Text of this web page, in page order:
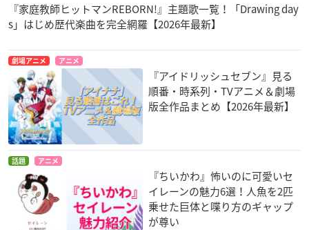
『家庭教師ヒットマンREBORN!』主題歌一覧！「Drawing day
s」はじめ歴代楽曲を完全網羅【2026年最新】
劇場アニメ アニメ
『アイドリッシュセブン』見る
順番・時系列・TVアニメ＆劇場
版全作品まとめ【2026年最新】
話題 アニメ
『ちいかわ』怖いのに可愛いセ
イレーンの魅力6選！人魚を2匹
乗せた巨体と喋り方のギャップ
が尊い